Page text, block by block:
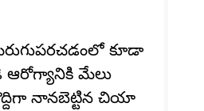
కూడా
ఆరోగ్యానికి మేలు
నానబెట్టిన చియా